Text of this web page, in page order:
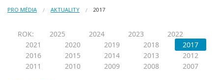
PRO MÉDIA AKTUALITY 2017
ROK: 2025 2024 2023
2022
2021
2020 2019 2018
2017
2016
2015 2014 2013
2012
2011
2010 2009 2008 2007